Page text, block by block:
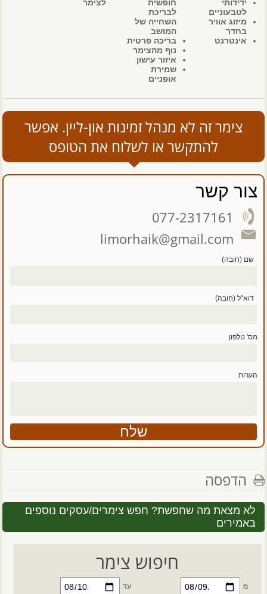
ידידותי
לטבעוניים
מיזוג אוויר
בחדר
אינטרנט
חופשית
לבריכת
השחייה של
המושב
בריכה פרטית
נוף מהצימר
איזור עישון
שמירת
אופניים
לצימר
צימר זה לא מנהל זמינות און-ליין. אפשר
להתקשר או לשלוח את הטופס
צור קשר
077-2317161
limorhaik@gmail.com
שם (חובה)
דוא''ל (חובה)
מס' טלפון
הערות
הדפסה
לא מצאת מה שחפשת? חפש צימרים/עסקים נוספים
באמירים
חיפוש צימר
מ עד